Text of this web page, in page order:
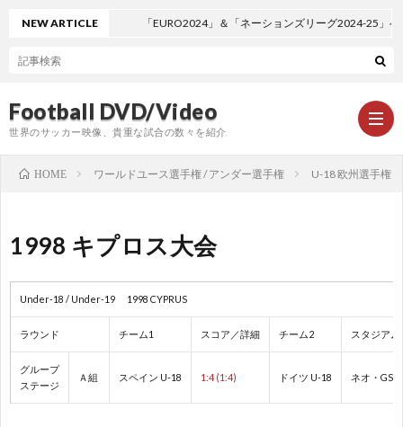
Football DVD/Video
世界のサッカー映像、貴重な試合の数々を紹介
ー
NEW ARTICLE 「EURO2024」＆「ネーションズリーグ2024-25」ペ
HOME ワールドユース選手権 / アンダー選手権 U-18 欧州選手権
1998 キプロス大会
Under-18 / Under-19 1998 CYPRUS
ラウンド チーム1 スコア／詳細 チーム2 スタジアム
グループ
ステージ
Ａ組 スペイン U-18 1:4 (1:4) ドイツ U-18 ネオ・GSZ